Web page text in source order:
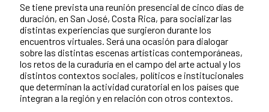
Se tiene prevista una reunión presencial de cinco días de
duración, en San José, Costa Rica, para socializar las
distintas experiencias que surgieron durante los
encuentros virtuales. Será una ocasión para dialogar
sobre las distintas escenas artísticas contemporáneas,
los retos de la curaduría en el campo del arte actual y los
distintos contextos sociales, políticos e institucionales
que determinan la actividad curatorial en los países que
integran a la región y en relación con otros contextos.